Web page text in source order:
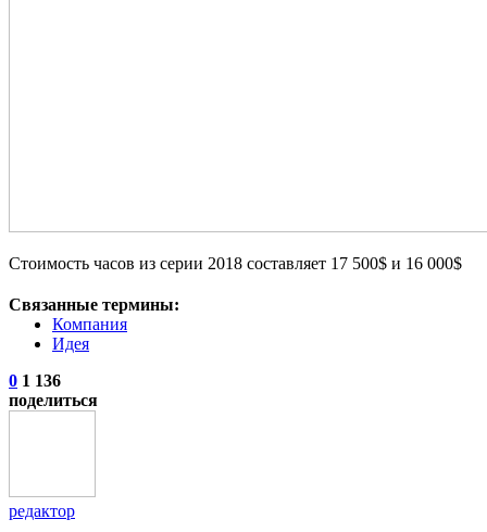
Стоимость часов из серии 2018 составляет 17 500$ и 16 000$
Связанные термины:
Компания
Идея
0 1 136
поделиться
редактор